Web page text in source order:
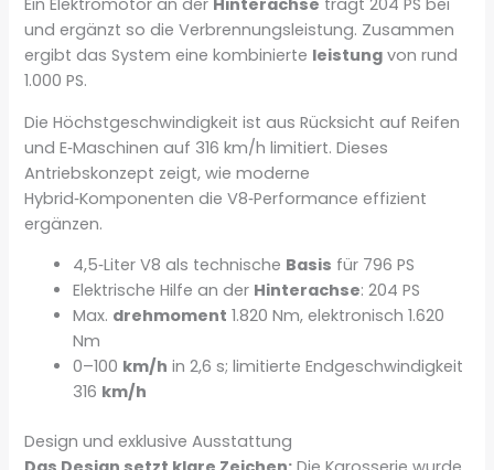
Ein Elektromotor an der Hinterachse trägt 204 PS bei
und ergänzt so die Verbrennungsleistung. Zusammen
ergibt das System eine kombinierte leistung von rund
1.000 PS.
Die Höchstgeschwindigkeit ist aus Rücksicht auf Reifen
und E‑Maschinen auf 316 km/h limitiert. Dieses
Antriebskonzept zeigt, wie moderne
Hybrid‑Komponenten die V8‑Performance effizient
ergänzen.
4,5‑Liter V8 als technische Basis für 796 PS
Elektrische Hilfe an der Hinterachse: 204 PS
Max. drehmoment 1.820 Nm, elektronisch 1.620
Nm
0–100 km/h in 2,6 s; limitierte Endgeschwindigkeit
316 km/h
Design und exklusive Ausstattung